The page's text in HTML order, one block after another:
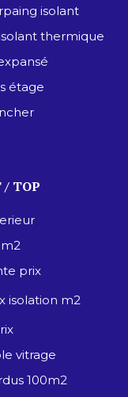
isolant
thermique
étage
/ TOP
prix
isolation m2
vitrage
100m2